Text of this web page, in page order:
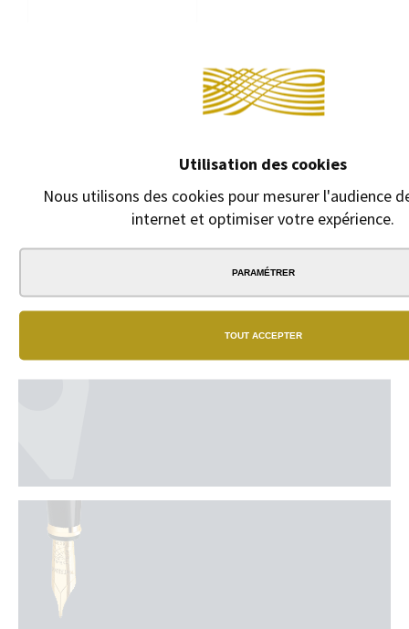
Utilisation des cookies
Nous utilisons des cookies pour mesurer l'audience
internet et optimiser votre expérience.
PARAMÉTRER
TOUT ACCEPTER
Étui de 6 cartouches
d'encre Faber-Castell.
1,50 €